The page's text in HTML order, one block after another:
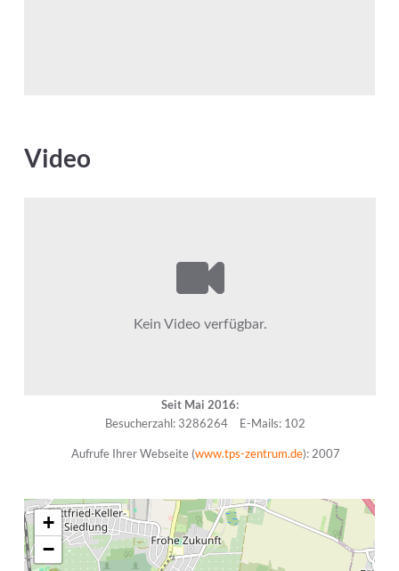
Video
Seit Mai 2016:
Besucherzahl: 3286264
E-Mails: 102
Aufrufe Ihrer Webseite (www.tps-zentrum.de): 2007
+
−